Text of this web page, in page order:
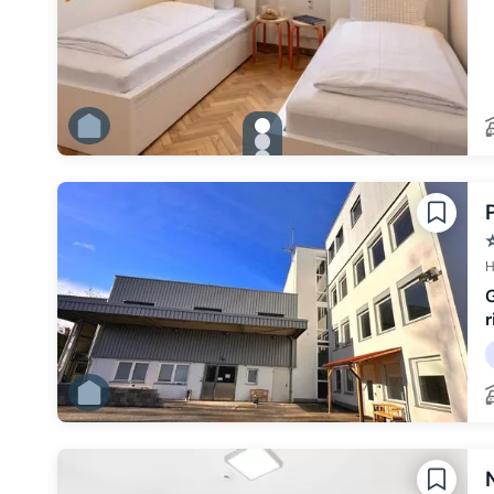
gallery.slide_selector
Zu Slide 1 wechseln
Zu Slide 2 wechseln
Zu Slide 4 wechseln
Zu Slide 5 wechseln
Zu Slide 6 wechseln